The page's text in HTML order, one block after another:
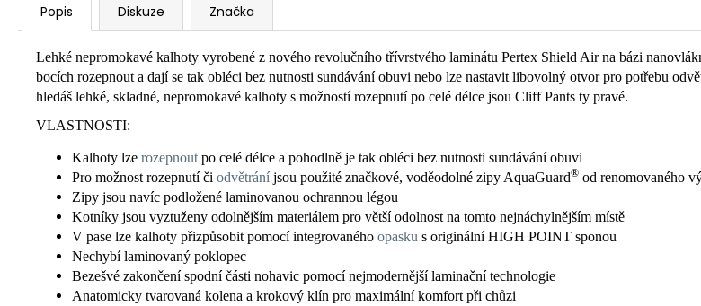
Popis Diskuze Značka
Lehké nepromokavé kalhoty vyrobené z nového revolučního třívrstvého laminátu Pertex Shield Air na bázi
bocích rozepnout a dají se tak obléci bez nutnosti sundávání obuvi nebo lze nastavit libovolný otvor pro potřebu
hledáš lehké, skladné, nepromokavé kalhoty s možností rozepnutí po celé délce jsou Cliff Pants ty pravé.
VLASTNOSTI:
Kalhoty lze rozepnout po celé délce a pohodlně je tak obléci bez nutnosti sundávání obuvi
Pro možnost rozepnutí či odvětráníjsou použité značkové, voděodolné zipy AquaGuard® od renomovaného
Zipy jsou navíc podložené laminovanou ochrannou légou
Kotníky jsou vyztuženy odolnějším materiálem pro větší odolnost na tomto nejnáchylnějším místě
V pase lze kalhoty přizpůsobit pomocí integrovaného opasku s originální HIGH POINT sponou
Nechybí laminovaný poklopec
Bezešvé zakončení spodní části nohavic pomocí nejmodernější laminační technologie
Anatomicky tvarovaná kolena a krokový klín pro maximální komfort při chůzi